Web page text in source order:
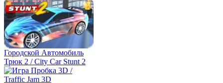
Городской Автомобиль
Трюк 2 / City Car Stunt 2